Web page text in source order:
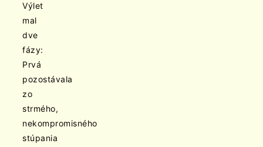
Výlet
mal
dve
fázy:
Prvá
pozostávala
zo
strmého,
nekompromisného
stúpania